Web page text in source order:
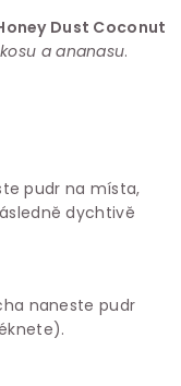
Dust Coconut
a ananasu.
pudr na místa,
dychtivě
naneste pudr